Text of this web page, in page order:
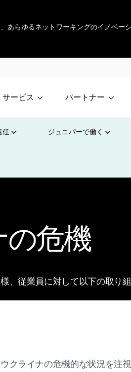
あらゆるネットワーキングのイノベー
サービス パートナー
任 ジュニパーで働く
の危機
、従業員に対して以下の取り
クライナの危機的な状況を注